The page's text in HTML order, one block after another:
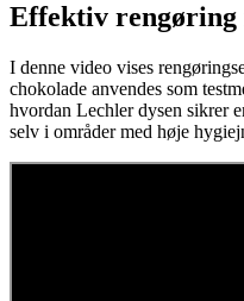
Effektiv rengøring
I denne video vises
chokolade anvendes som
hvordan Lechler dysen sikrer
selv i områder med høje